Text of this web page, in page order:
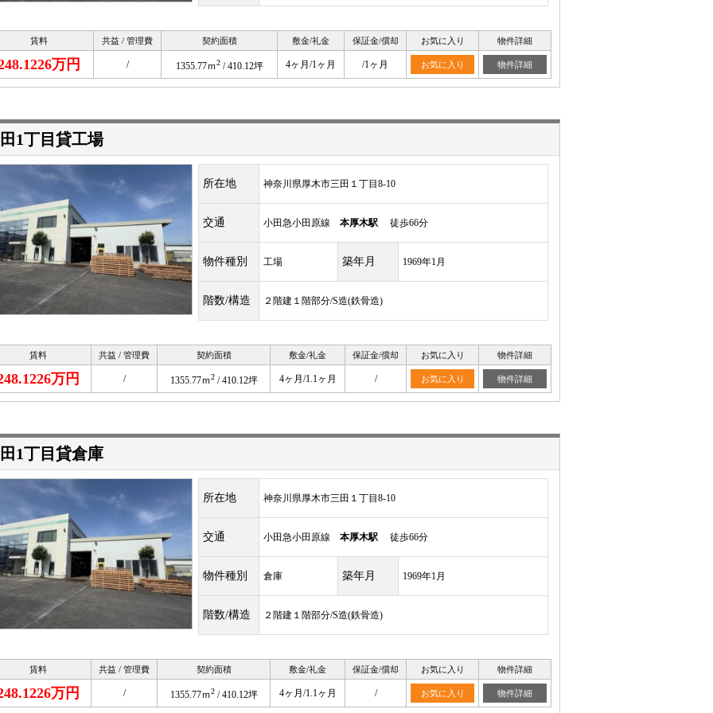
賃料 共益 / 管理費 契約面積 敷金/礼金 保証金/償却 お気に入り 物件詳細
万円 / 1355.77ｍ2/ 410.12坪 4ヶ月/1ヶ月 /1ヶ月 お気に入り 物件詳細
1丁目貸工場
所在地 神奈川県厚木市三田１丁目8-10
交通 小田急小田原線 本厚木駅 徒歩66分
物件種別 工場 築年月 1969年1月
階数/構造 ２階建１階部分/S造(鉄骨造)
賃料 共益 / 管理費 契約面積 敷金/礼金 保証金/償却 お気に入り 物件詳細
万円 / 1355.77ｍ2/ 410.12坪 4ヶ月/1.1ヶ月 / お気に入り 物件詳細
1丁目貸倉庫
所在地 神奈川県厚木市三田１丁目8-10
交通 小田急小田原線 本厚木駅 徒歩66分
物件種別 倉庫 築年月 1969年1月
階数/構造 ２階建１階部分/S造(鉄骨造)
賃料 共益 / 管理費 契約面積 敷金/礼金 保証金/償却 お気に入り 物件詳細
万円 / 1355.77ｍ2/ 410.12坪 4ヶ月/1.1ヶ月 / お気に入り 物件詳細